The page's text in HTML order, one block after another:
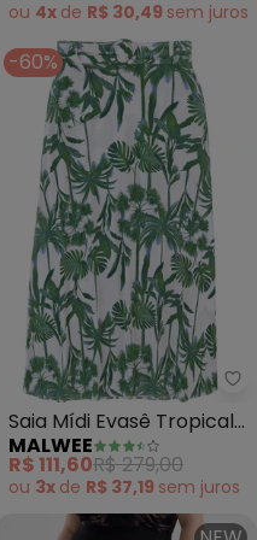
ou 4x de R$ 30,49 sem juros
- Saia Feminina Midi
-60%
Saia Mídi Evasê Tropical
(Verde)
MALWEE
R$ 111,60R$ 279,00
ou 3x de R$ 37,19 sem juros